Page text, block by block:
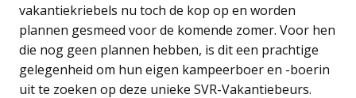
vakantiekriebels nu toch de kop op en worden
plannen gesmeed voor de komende zomer. Voor hen
die nog geen plannen hebben, is dit een prachtige
gelegenheid om hun eigen kampeerboer en -boerin
uit te zoeken op deze unieke SVR-Vakantiebeurs.